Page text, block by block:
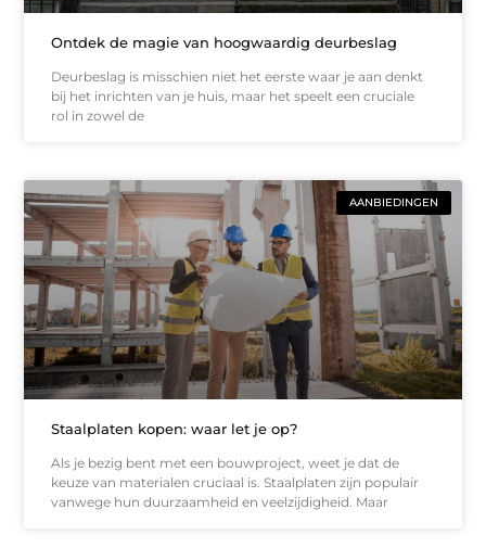
Ontdek de magie van hoogwaardig deurbeslag
Deurbeslag is misschien niet het eerste waar je aan denkt
bij het inrichten van je huis, maar het speelt een cruciale
rol in zowel de
AANBIEDINGEN
Staalplaten kopen: waar let je op?
Als je bezig bent met een bouwproject, weet je dat de
keuze van materialen cruciaal is. Staalplaten zijn populair
vanwege hun duurzaamheid en veelzijdigheid. Maar